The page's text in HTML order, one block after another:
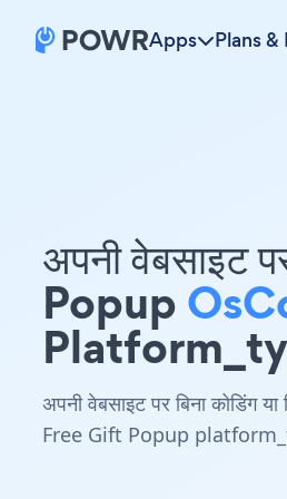
Apps Plans
अपनी
Popup
अपनी वेबसाइट पर बिना कोडिंग
Free Gift Popup